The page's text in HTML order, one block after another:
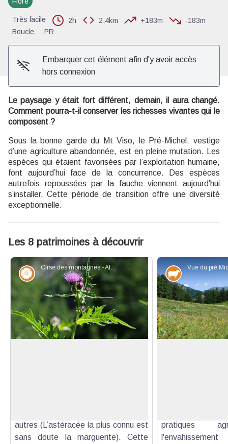
Très facile 2h 2,4km +183m
-183m
Boucle
PR
Embarquer cet élément afin d'y avoir accès
hors connexion
Le paysage y était fort différent, demain, il aura changé.
Comment pourra-t-il conserver les richesses vivantes qui le
composent ?
Sous la bonne garde du Mt Viso, le Pré-Michel, vestige
d’une agriculture abandonnée, est en pleine mutation. Les
espèces qui étaient favorisées par l’exploitation humaine,
font aujourd’hui face de la concurrence. Des espèces
autrefois repoussées par la fauche viennent aujourd’hui
s’installer. Cette période de transition offre une diversité
exceptionnelle.
Les 8 patrimoines à découvrir
Cirse des montagnes - Alain Bloc - PNR Queyras
Flore
autres (L’astéracée la plus connu est
sans doute la marguerite). Cette
Elevage et
pratiques